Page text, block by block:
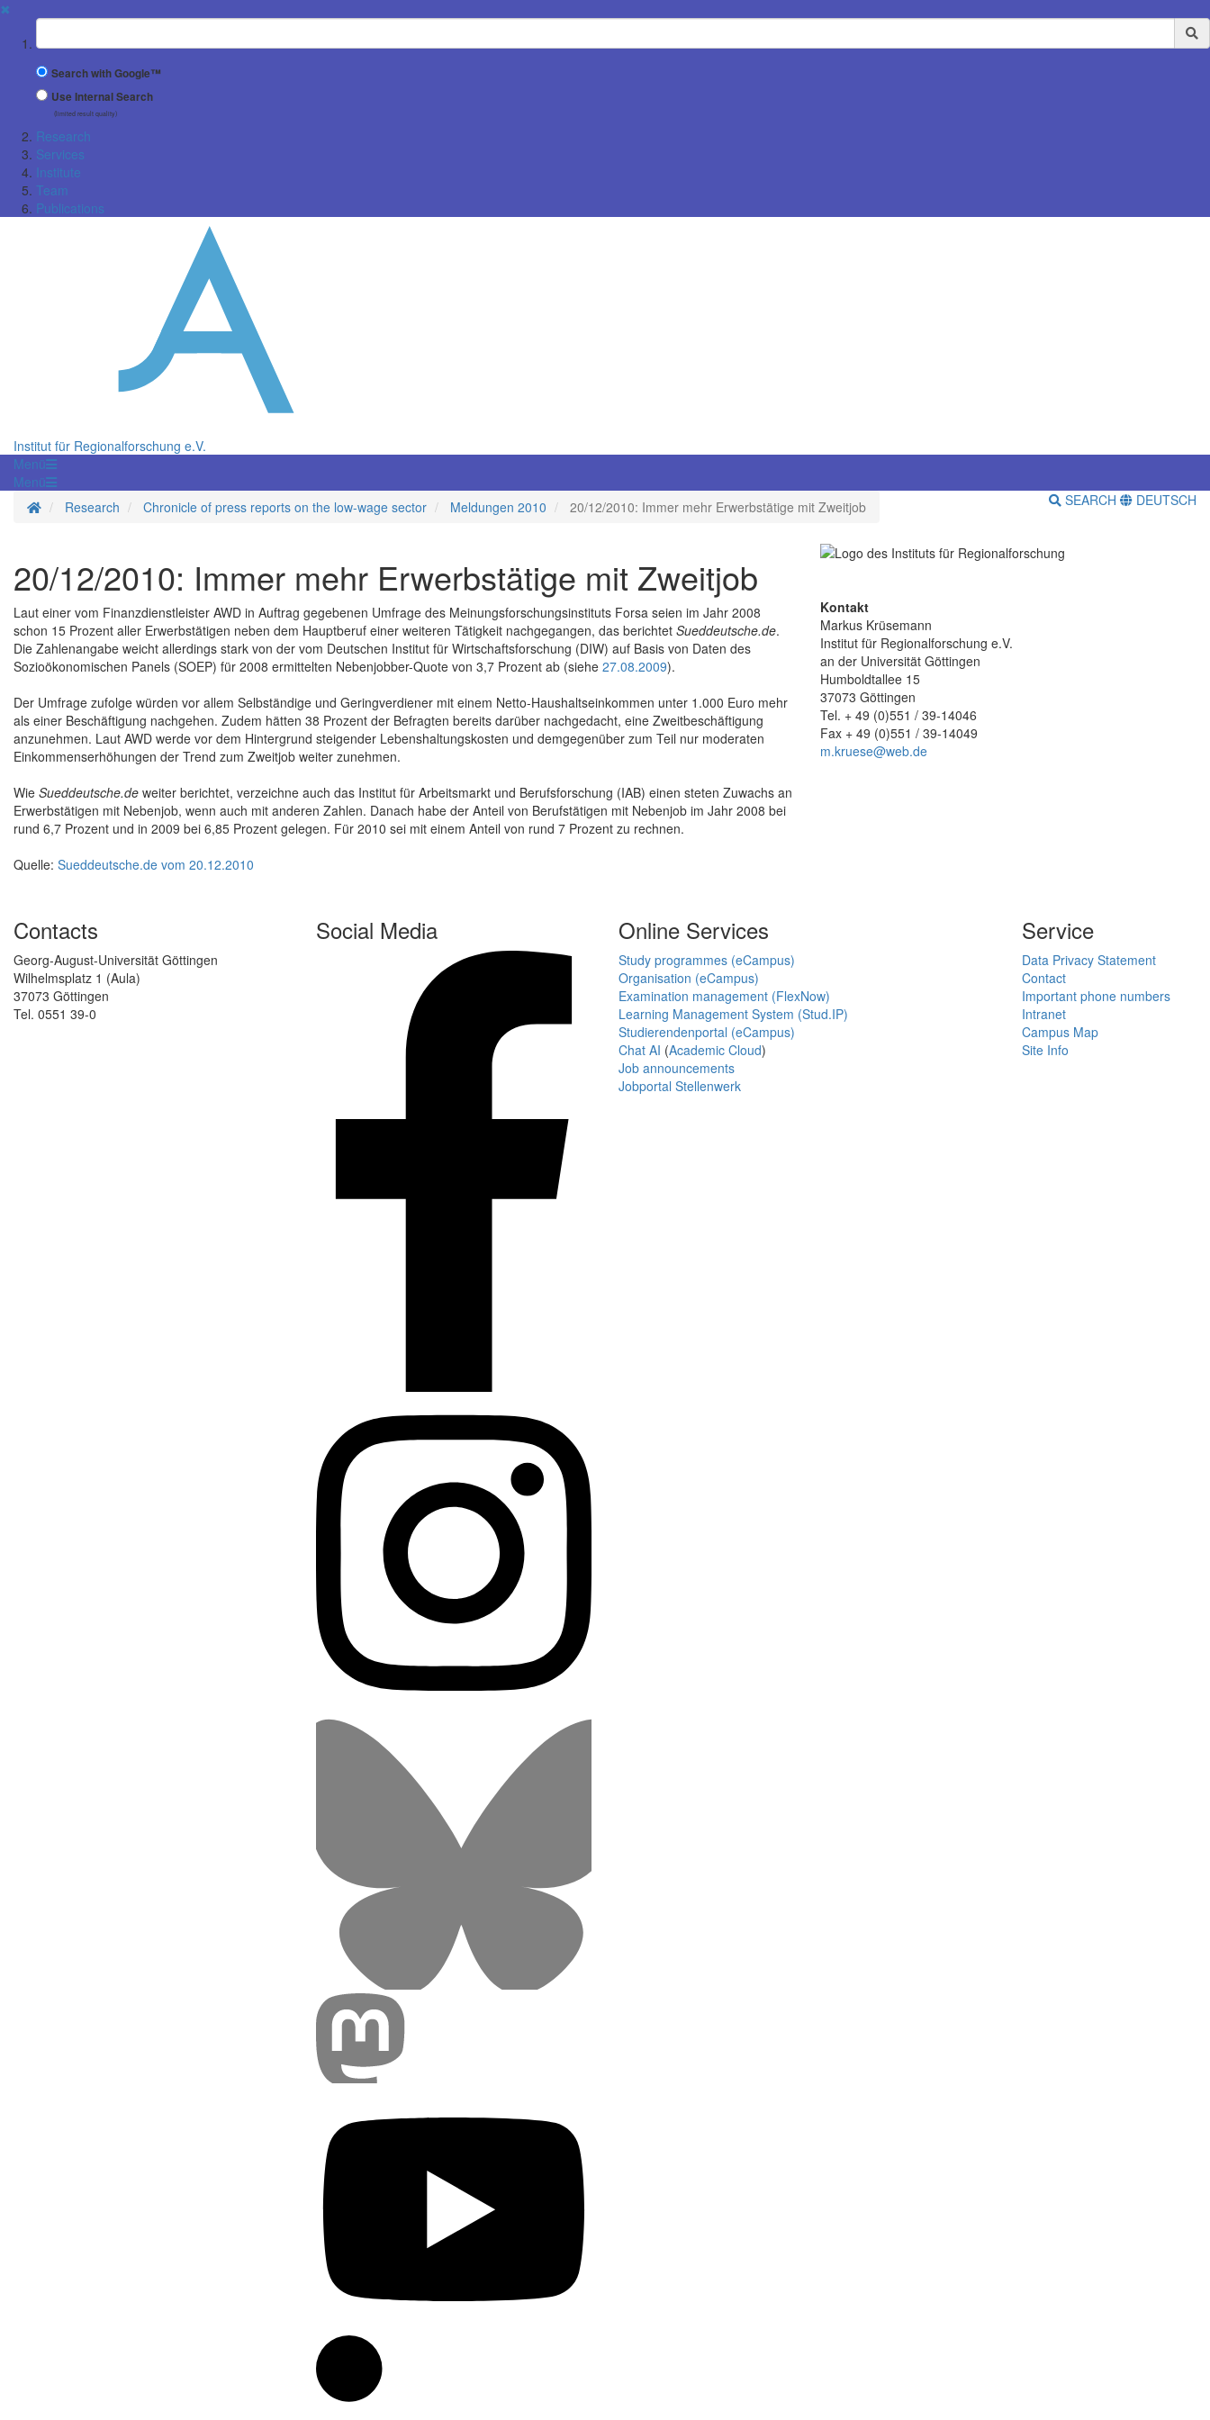
✖
Suchbegriff
Search with Google™
Use Internal Search
(limited result quality)
Research
Services
Institute
Team
Publications
Institut für Regionalforschung e.V.
Menü
Menü
Homepage
Research Chronicle of press reports on the low-wage sector Meldungen 2010 20/12/2010: Immer mehr Erwerbstätige mit Zweitjob SEARCH DEUTSCH
20/12/2010: Immer mehr Erwerbstätige mit Zweitjob
Laut einer vom Finanzdienstleister AWD in Auftrag gegebenen Umfrage des Meinungsforschungsinstituts Forsa seien im Jahr 2008
schon 15 Prozent aller Erwerbstätigen neben dem Hauptberuf einer weiteren Tätigkeit nachgegangen, das berichtet Sueddeutsche.de.
Die Zahlenangabe weicht allerdings stark von der vom Deutschen Institut für Wirtschaftsforschung (DIW) auf Basis von Daten des
Sozioökonomischen Panels (SOEP) für 2008 ermittelten Nebenjobber-Quote von 3,7 Prozent ab (siehe 27.08.2009).
Der Umfrage zufolge würden vor allem Selbständige und Geringverdiener mit einem Netto-Haushaltseinkommen unter 1.000 Euro mehr
als einer Beschäftigung nachgehen. Zudem hätten 38 Prozent der Befragten bereits darüber nachgedacht, eine Zweitbeschäftigung
anzunehmen. Laut AWD werde vor dem Hintergrund steigender Lebenshaltungskosten und demgegenüber zum Teil nur moderaten
Einkommenserhöhungen der Trend zum Zweitjob weiter zunehmen.
Wie Sueddeutsche.de weiter berichtet, verzeichne auch das Institut für Arbeitsmarkt und Berufsforschung (IAB) einen steten Zuwachs an
Erwerbstätigen mit Nebenjob, wenn auch mit anderen Zahlen. Danach habe der Anteil von Berufstätigen mit Nebenjob im Jahr 2008 bei
rund 6,7 Prozent und in 2009 bei 6,85 Prozent gelegen. Für 2010 sei mit einem Anteil von rund 7 Prozent zu rechnen.
Quelle: Sueddeutsche.de vom 20.12.2010
Kontakt
Markus Krüsemann
Institut für Regionalforschung e.V.
an der Universität Göttingen
Humboldtallee 15
37073 Göttingen
Tel. + 49 (0)551 / 39-14046
Fax + 49 (0)551 / 39-14049
m.kruese@web.de
Contacts
Georg-August-Universität Göttingen
Wilhelmsplatz 1 (Aula)
37073 Göttingen
Tel. 0551 39-0
Social Media Online Services
Study programmes (eCampus)
Organisation (eCampus)
Examination management (FlexNow)
Learning Management System (Stud.IP)
Studierendenportal (eCampus)
Chat AI (Academic Cloud)
Job announcements
Jobportal Stellenwerk
Service
Data Privacy Statement
Contact
Important phone numbers
Intranet
Campus Map
Site Info